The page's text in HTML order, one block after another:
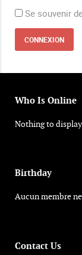
Se souvenir
Who Is Online
Nothing to display.
Birthday
Aucun membre
Contact Us